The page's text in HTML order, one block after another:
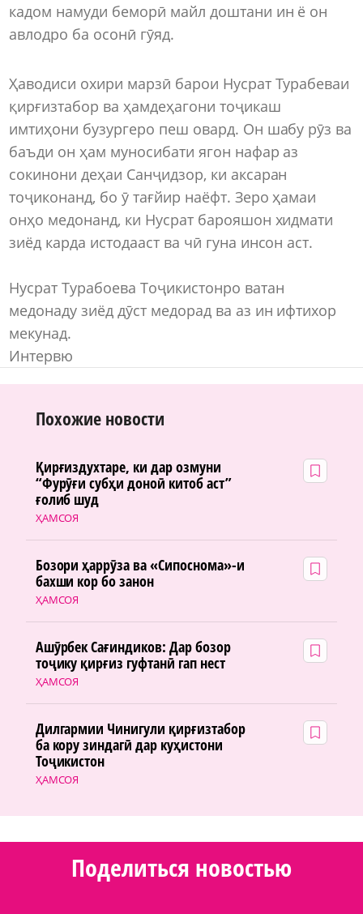
кадом намуди беморӣ майл доштани ин ё он
авлодро ба осонӣ гӯяд.
Ҳаводиси охири марзӣ барои Нусрат Турабеваи
қирғизтабор ва ҳамдеҳагони тоҷикаш
имтиҳони бузургеро пеш овард. Он шабу рӯз ва
баъди он ҳам муносибати ягон нафар аз
сокинони деҳаи Санҷидзор, ки аксаран
тоҷиконанд, бо ӯ тағйир наёфт. Зеро ҳамаи
онҳо медонанд, ки Нусрат барояшон хидмати
зиёд карда истодааст ва чӣ гуна инсон аст.
Нусрат Турабоева Тоҷикистонро ватан
медонаду зиёд дӯст медорад ва аз ин ифтихор
мекунад.
Интервю
Похожие новости
ҲАМСОЯ
Қирғиздухтаре, ки дар озмуни
“Фурӯғи субҳи доноӣ китоб аст”
ғолиб шуд
ҲАМСОЯ
Бозори ҳаррӯза ва «Сипоснома»-и
бахши кор бо занон
ҲАМСОЯ
Ашӯрбек Сағиндиков: Дар бозор
тоҷику қирғиз гуфтанӣ гап нест
ҲАМСОЯ
Дилгармии Чинигули қирғизтабор
ба кору зиндагӣ дар куҳистони
Тоҷикистон
Поделиться новостью